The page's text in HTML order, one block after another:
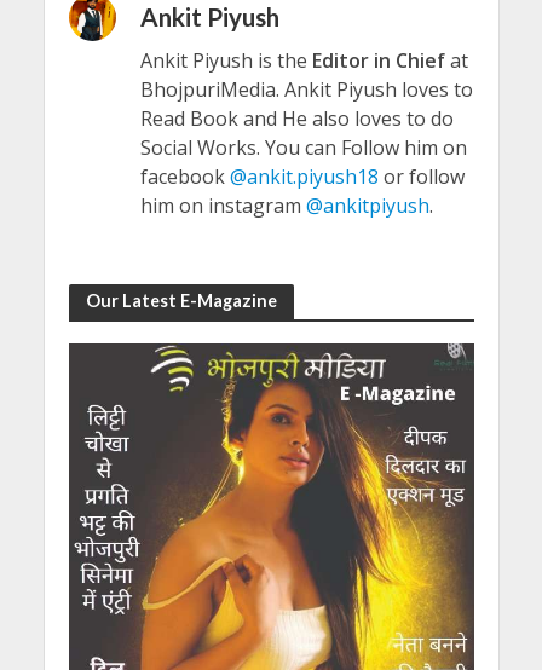
Ankit Piyush
Ankit Piyush is the Editor in Chiefat
BhojpuriMedia. Ankit Piyush loves to
Read Book and He also loves to do
Social Works. You can Follow him on
facebook@ankit.piyush18 or follow
him on instagram @ankitpiyush.
Our Latest E-Magazine